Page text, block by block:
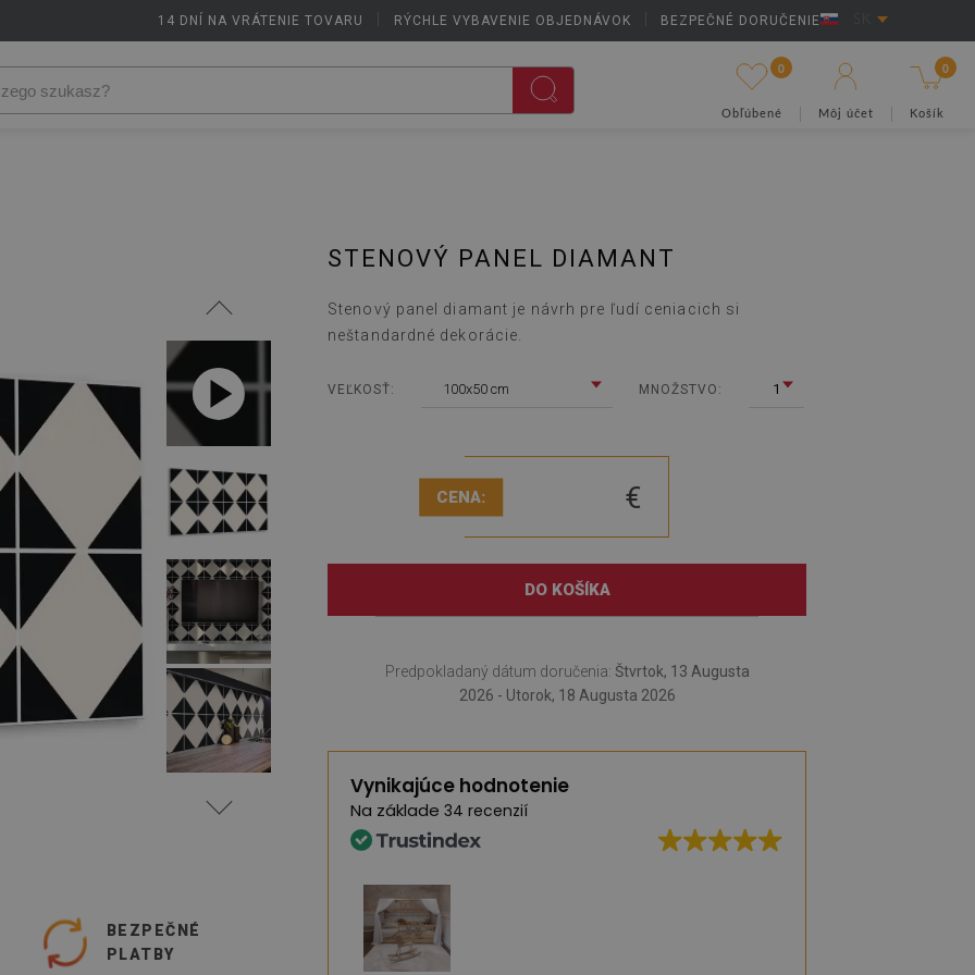
14 DNÍ NA VRÁTENIE TOVARU RÝCHLE VYBAVENIE OBJEDNÁVOK BEZPEČNÉ DORUČENIE
0
Obľúbené Môj účet
0
Košík
BEZPEČNÉ
PLATBY
STENOVÝ PANEL DIAMANT
Stenový panel diamant je návrh pre ľudí ceniacich si
neštandardné dekorácie.
VEĽKOSŤ: 100x50 cm MNOŽSTVO: 1
CENA: €
DO KOŠÍKA
Predpokladaný dátum doručenia: Štvrtok, 13 Augusta
2026 - Utorok, 18 Augusta 2026
Vynikajúce hodnotenie
Na základe 34 recenzií